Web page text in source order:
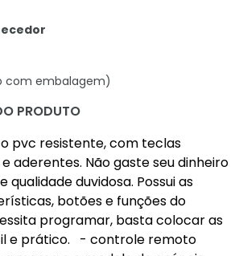
com embalagem)
PRODUTO
pvc resistente, com teclas
aderentes. Não gaste seu dinheiro
duvidosa. Possui as
botões e funções do
programar, basta colocar as
e prático. - controle remoto